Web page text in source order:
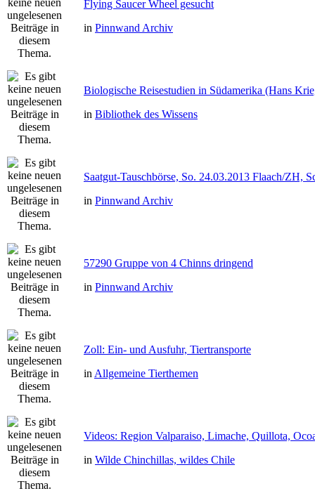
Flying Saucer Wheel gesucht
in Pinnwand Archiv
Biologische Reisestudien in Südamerika (Hans
in Bibliothek des Wissens
Saatgut-Tauschbörse, So. 24.03.2013 Flaach/ZH,
in Pinnwand Archiv
57290 Gruppe von 4 Chinns dringend
in Pinnwand Archiv
Zoll: Ein- und Ausfuhr, Tiertransporte
in Allgemeine Tierthemen
Videos: Region Valparaiso, Limache, Quillota,
in Wilde Chinchillas, wildes Chile